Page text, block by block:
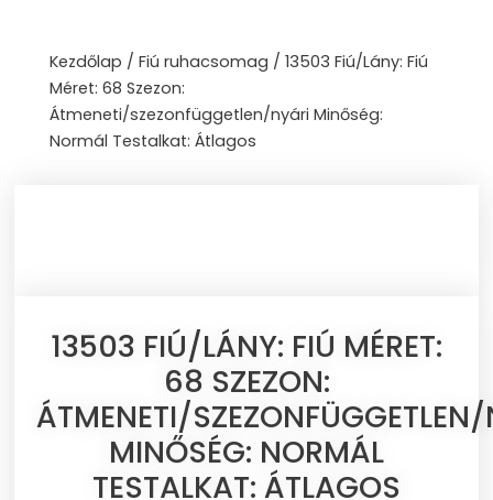
contentKezdőlap / Fiú ruhacsomag / 13503 Fiú/Lány: Fiú
Méret: 68 Szezon:
Átmeneti/szezonfüggetlen/nyári Minőség:
Normál Testalkat: Átlagos
13503 FIÚ/LÁNY: FIÚ MÉRET:
68 SZEZON:
ÁTMENETI/
MINŐSÉG: NORMÁL
TESTALKAT: ÁTLAGOS